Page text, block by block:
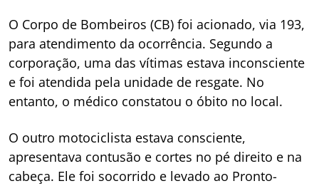
O Corpo de Bombeiros (CB) foi acionado, via 193,
para atendimento da ocorrência. Segundo a
corporação, uma das vítimas estava inconsciente
e foi atendida pela unidade de resgate. No
entanto, o médico constatou o óbito no local.
O outro motociclista estava consciente,
apresentava contusão e cortes no pé direito e na
cabeça. Ele foi socorrido e levado ao Pronto-